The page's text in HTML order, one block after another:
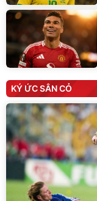
KÝ ỨC SÂN CỎ